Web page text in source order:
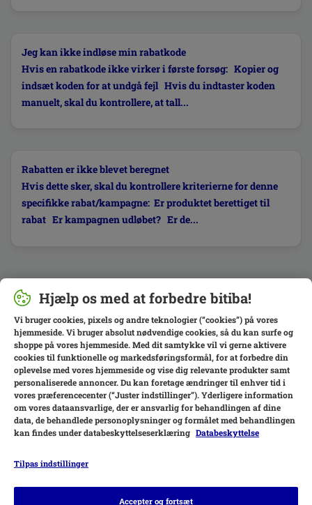
Jeg kan ikke indløse min rabatkode
Hvis en rabatkode ikke virker i første forsøg: Kopier og
indsæt koden for at undgå fejl Hvis du indtaster koden
manuelt, skal du kontrollere, at tall...
Rabatten er ikke blevet beregnet
Hvis dette sker, skal du kontrollere kriterierne for denne
specifikke rabat/kampagne: Er produktet berettiget til
rabat Er kampagnen udløbet? Er de...
Betalingsformer
Hjælp os med at forbedre bitiba!
Vi bruger cookies, pixels og andre teknologier (“cookies”) på vores
hjemmeside. Vi bruger absolut nødvendige cookies, så du kan surfe og
shoppe på vores hjemmeside. Med dit samtykke vil vi gerne aktivere
cookies til funktionelle og markedsføringsformål, for at forbedre din
oplevelse med vores hjemmeside og vise dig relevante produkter samt
personaliserede annoncer. Du kan foretage ændringer til enhver tid i
vores præferencecenter (“Juster indstillinger”). Yderligere information
om vores dataansvarlige, der er ansvarlig for behandlingen af ​​dine
data, de behandlede personoplysninger og formålet med behandlingen
kan findes under databeskyttelseserklæring Databeskyttelse
Tilpas indstillinger
Accepter og fortsæt